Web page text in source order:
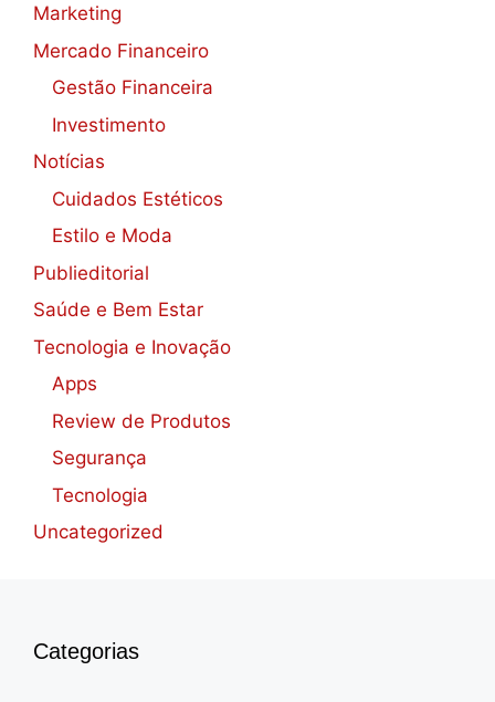
Marketing
Mercado Financeiro
Gestão Financeira
Investimento
Notícias
Cuidados Estéticos
Estilo e Moda
Publieditorial
Saúde e Bem Estar
Tecnologia e Inovação
Apps
Review de Produtos
Segurança
Tecnologia
Uncategorized
Categorias